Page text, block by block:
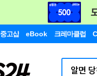
중고샵 eBook 크레마클럽